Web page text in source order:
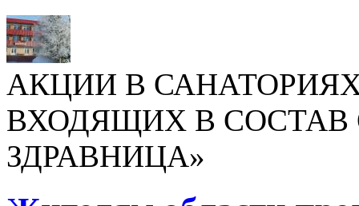
АКЦИИ В
ВХОДЯЩИХ В СОСТАВ
ЗДРАВНИЦА»